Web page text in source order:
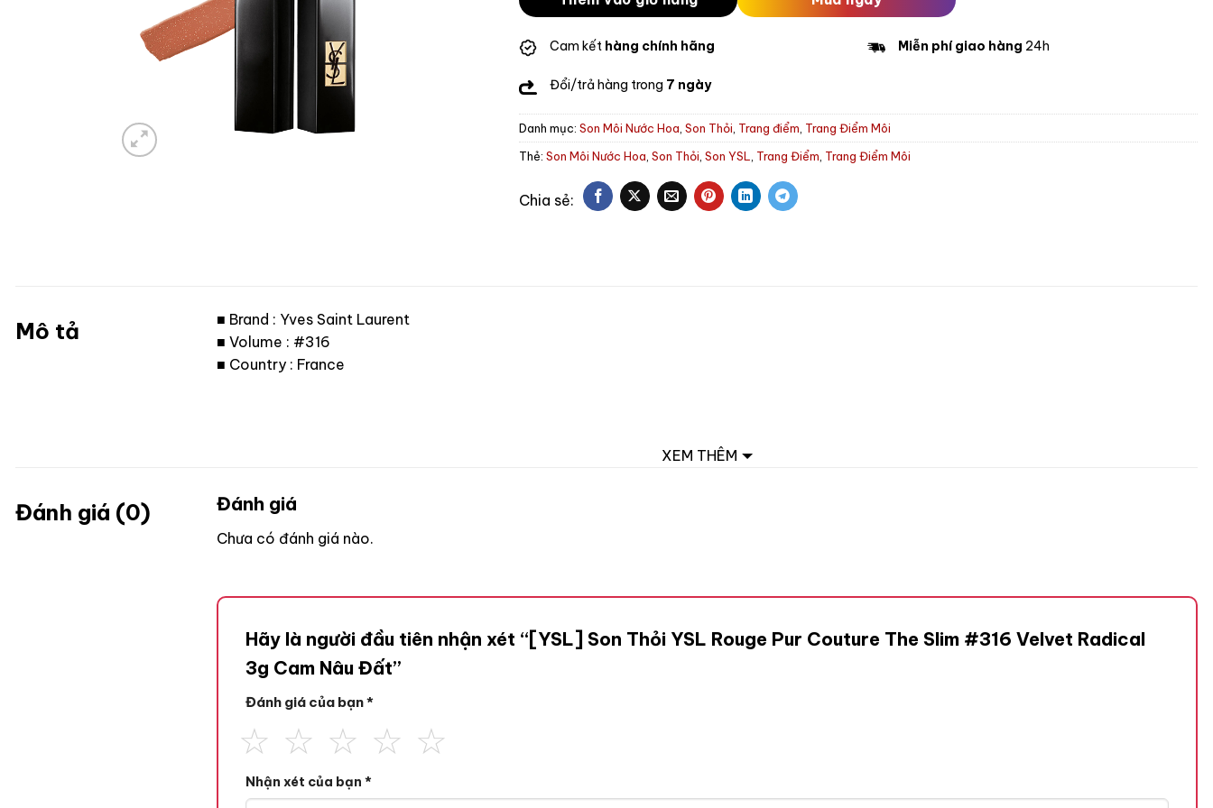
Cam kết hàng chính hãng Miễn phí giao hàng 24h
Đổi/trả hàng trong 7 ngày
Danh mục:Son Môi Nước Hoa,Son Thỏi, Trang điểm, Trang Điểm Môi
Thẻ:Son Môi Nước Hoa,Son Thỏi,Son YSL, Trang Điểm, Trang Điểm Môi
Mô tả
■ Brand : Yves Saint Laurent
■ Volume : #316
■ Country : France
XEM THÊM
Đánh giá (0) Đánh giá
Chưa có đánh giá nào.
Hãy là người đầu tiên nhận xét “[YSL] Son Thỏi YSL Rouge Pur Couture The Slim #316 Velvet Radical
3g Cam Nâu Đất”
Đánh giá của bạn*
Nhận xét của bạn*